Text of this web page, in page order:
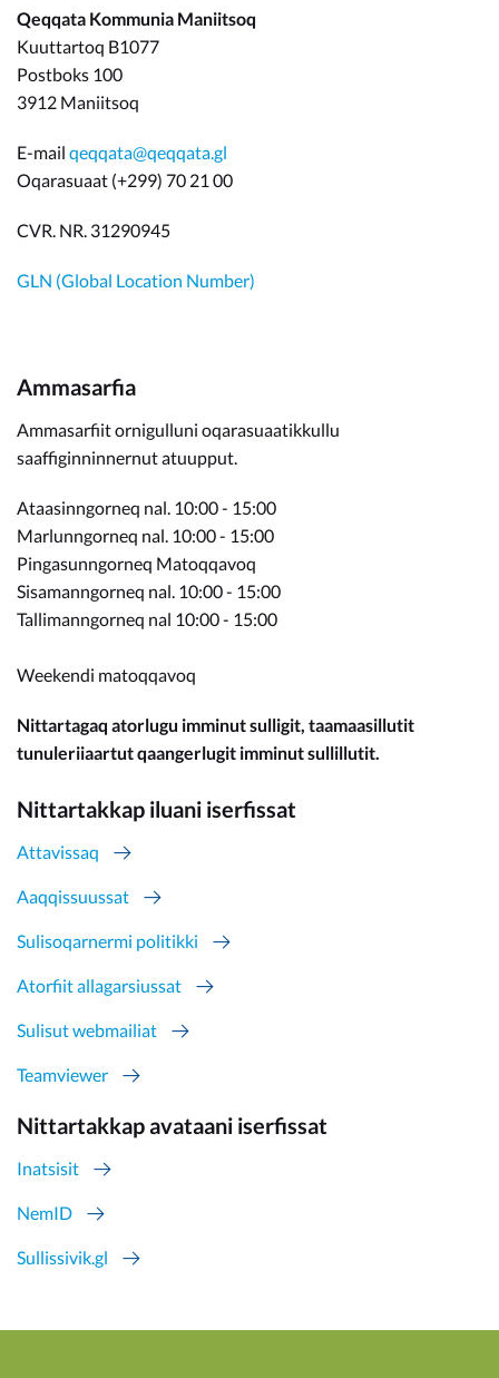
Qeqqata Kommunia Maniitsoq
Kuuttartoq B1077
Postboks 100
3912 Maniitsoq
E-mail qeqqata@qeqqata.gl
Oqarasuaat (+299) 70 21 00
CVR. NR. 31290945
GLN (Global Location Number)
Ammasarfia
Ammasarfiit ornigulluni oqarasuaatikkullu
saaffiginninnernut atuupput.
Ataasinngorneq nal. 10:00 - 15:00
Marlunngorneq nal. 10:00 - 15:00
Pingasunngorneq Matoqqavoq
Sisamanngorneq nal. 10:00 - 15:00
Tallimanngorneq nal 10:00 - 15:00
Weekendi matoqqavoq
Nittartagaq atorlugu imminut sulligit, taamaasillutit
tunuleriiaartut qaangerlugit imminut sullillutit.
Nittartakkap iluani iserfissat
Attavissaq
Aaqqissuussat
Sulisoqarnermi politikki
Atorfiit allagarsiussat
Sulisut webmailiat
Teamviewer
Nittartakkap avataani iserfissat
Inatsisit
NemID
Sullissivik.gl